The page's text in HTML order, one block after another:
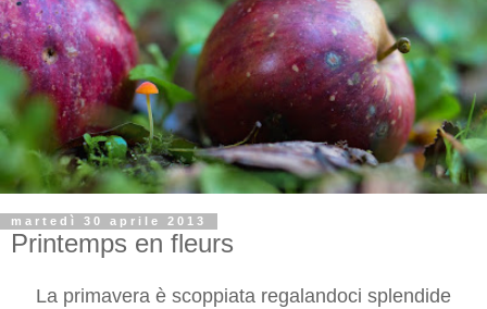
martedì 30 aprile 2013
Printemps en fleurs
La primavera è scoppiata regalandoci splendide